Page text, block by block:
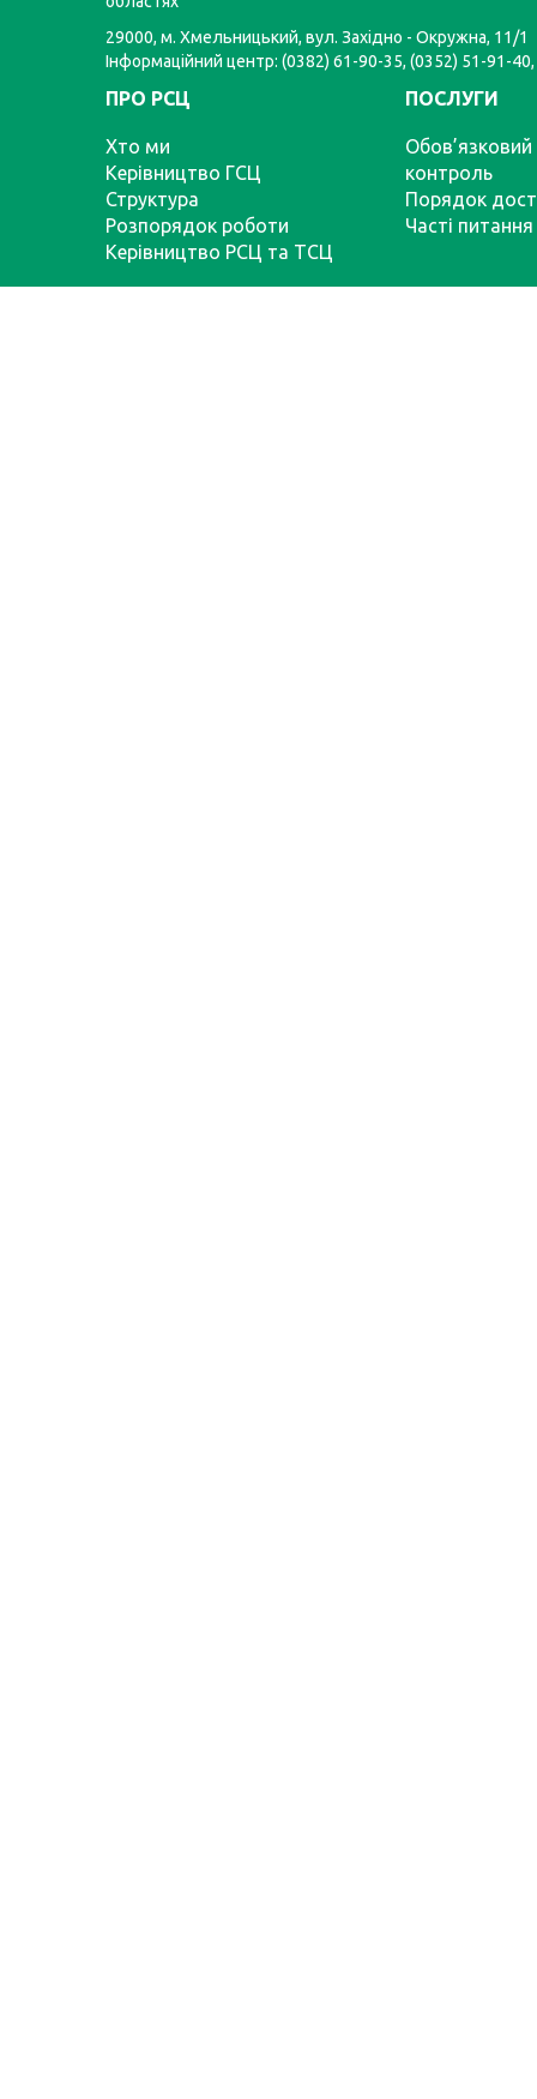
29000, м. Хмельницький, вул. Західно - Окружна, 11/1
Інформаційний центр: (0382) 61-90-35, (0352) 51-91-
ПРО РСЦ
Хто ми
Керівництво ГСЦ
Структура
Розпорядок роботи
Керівництво РСЦ та ТСЦ
ПОСЛУГИ
Обов’язковий
контроль
Порядок
Часті питання